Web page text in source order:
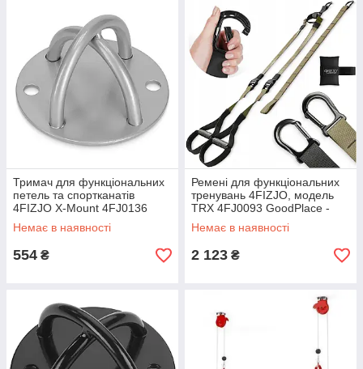
Тримач для функціональних
петель та спортканатів
4FIZJO X-Mount 4FJ0136
GoodPlace -worry-free-
shopping-
Немає в наявності
554 ₴
Ремені для функціональних
тренувань 4FIZJO, модель
TRX 4FJ0093 GoodPlace -
worry-free-shopping-
Немає в наявності
2 123 ₴